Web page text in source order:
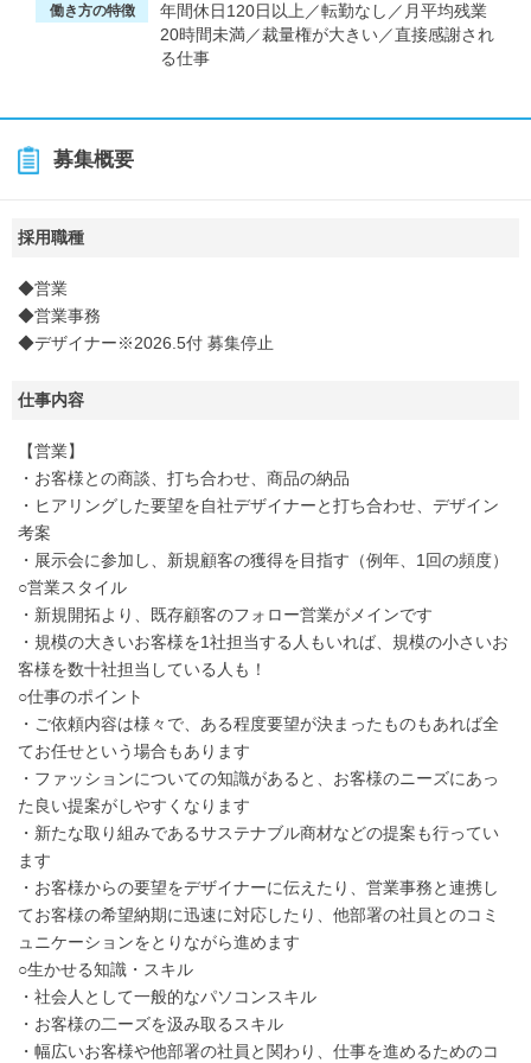
働き方の特徴
年間休日120日以上／転勤なし／月平均残業
20時間未満／裁量権が大きい／直接感謝され
る仕事
募集概要
採用職種
◆営業
◆営業事務
◆デザイナー※2026.5付 募集停止
仕事内容
【営業】
・お客様との商談、打ち合わせ、商品の納品
・ヒアリングした要望を自社デザイナーと打ち合わせ、デザイン
考案
・展示会に参加し、新規顧客の獲得を目指す（例年、1回の頻度）
○営業スタイル
・新規開拓より、既存顧客のフォロー営業がメインです
・規模の大きいお客様を1社担当する人もいれば、規模の小さいお
客様を数十社担当している人も！
○仕事のポイント
・ご依頼内容は様々で、ある程度要望が決まったものもあれば全
てお任せという場合もあります
・ファッションについての知識があると、お客様のニーズにあっ
た良い提案がしやすくなります
・新たな取り組みであるサステナブル商材などの提案も行ってい
ます
・お客様からの要望をデザイナーに伝えたり、営業事務と連携し
てお客様の希望納期に迅速に対応したり、他部署の社員とのコミ
ュニケーションをとりながら進めます
○生かせる知識・スキル
・社会人として一般的なパソコンスキル
・お客様の二ーズを汲み取るスキル
・幅広いお客様や他部署の社員と関わり、仕事を進めるためのコ